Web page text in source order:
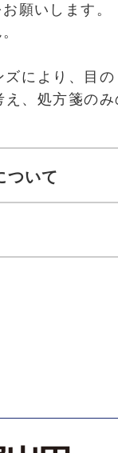
願いします。
ズにより、目
、処方箋の
ついて